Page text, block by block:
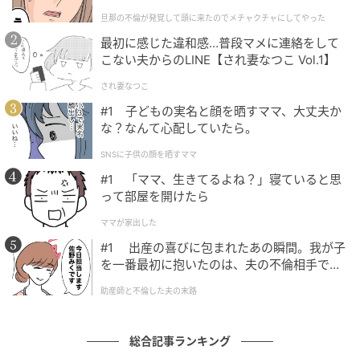
クチャにしてやった
旦那の不倫が発覚して頭に来たのでメチャクチャにしてやった
最初に感じた違和感…普段マメに連絡をして
こない夫からのLINE【され妻なつこ Vol.1】
され妻なつこ
#1 子どもの実名と顔を晒すママ、大丈夫か
な？なんて心配していたら。
SNSに子供の顔を晒すママ
#1 「ママ、生きてるよね？」寝ていると思
って部屋を開けたら
ママが家出した
#1 出産の喜びに包まれたあの瞬間。我が子
を一番最初に抱いたのは、夫の不倫相手でし
助産師と不倫した夫の末路
総合記事ランキング